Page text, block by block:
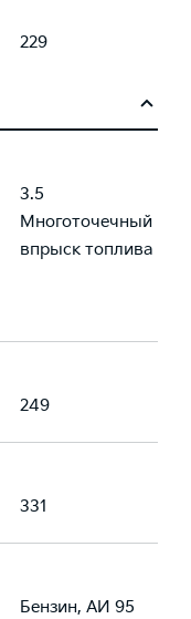
229
3.5
Многоточечный
впрыск топлива
249
331
Бензин, АИ 95